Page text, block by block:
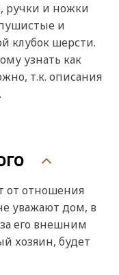
ручки и ножки
и
клубок шерсти.
узнать как
т.к. описания
от отношения
уважают дом, в
его внешним
хозяин, будет